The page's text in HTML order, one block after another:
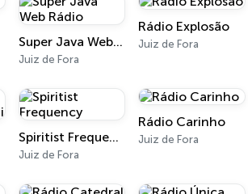
Super Java Web Rádio
Juiz de Fora
Rádio Explosão
Juiz de Fora
Spiritist Frequency
Juiz de Fora
Rádio Carinho
Juiz de Fora